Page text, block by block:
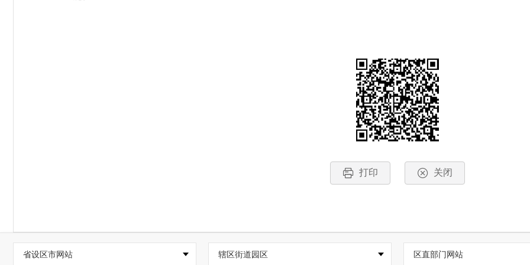
打印 关闭
省设区市网站 辖区街道园区 区直部门网站